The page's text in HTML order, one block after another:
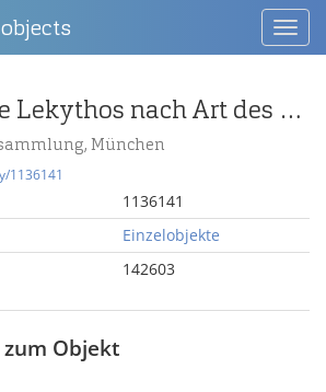
weißgrundige Lekythos nach Art des Tymbos-Malers - Krieger mit Lanze
München
1136141
1136141
Einzelobjekte
142603
Objekt